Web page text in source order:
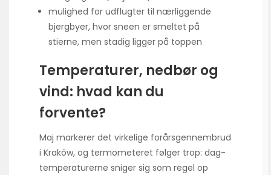
mulighed for udflugter til nærliggende
bjergbyer, hvor sneen er smeltet på
stierne, men stadig ligger på toppen
Temperaturer, nedbør og
vind: hvad kan du
forvente?
Maj markerer det virkelige forårs­gennembrud
i Kraków, og termometeret følger trop: dag­
temperaturerne sniger sig som regel op